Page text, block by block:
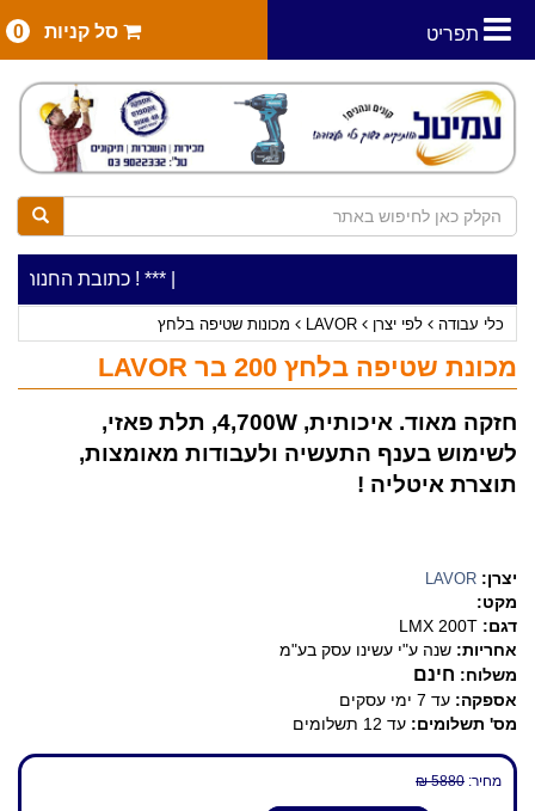
תפריט סל קניות 0
***כתובת החנות: רח' המלאכה 2, ביתן 8 (כניסה מרח'***כלי עבודה להשכרה בתעריף יומי משתלם ! ***
כלי עבודה לפי יצרן LAVOR מכונות שטיפה בלחץ
מכונת שטיפה בלחץ 200 בר LAVOR
חזקה מאוד. איכותית, 4,700W, תלת פאזי,
לשימוש בענף התעשיה ולעבודות מאומצות,
תוצרת איטליה !
יצרן: LAVOR
מקט:
דגם: LMX 200T
אחריות: שנה ע"י עשינו עסק בע"מ
משלוח: חינם
אספקה: עד 7 ימי עסקים
מס' תשלומים: עד 12 תשלומים
מחיר: 5880 ₪